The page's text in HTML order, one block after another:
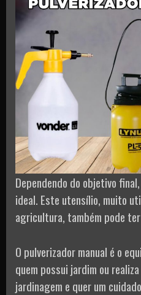
Dependendo do objetivo
ideal. Este utensílio, muito
agricultura, também pode
O pulverizador manual é o
quem possui jardim ou
jardinagem e quer um